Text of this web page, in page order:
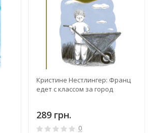
Кристине Нестлингер: Франц
едет с классом за город
289 грн.
0